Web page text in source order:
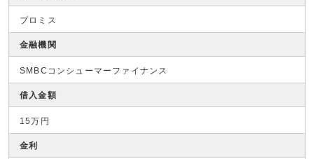
プロミス
金融機関
SMBCコンシューマーファイナンス
借入金額
15万円
金利